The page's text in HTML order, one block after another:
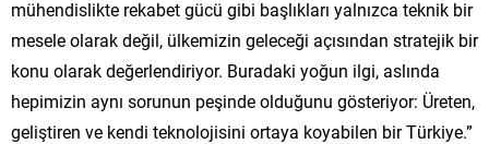
mühendislikte rekabet gücü gibi başlıkları yalnızca teknik bir
mesele olarak değil, ülkemizin geleceği açısından stratejik bir
konu olarak değerlendiriyor. Buradaki yoğun ilgi, aslında
hepimizin aynı sorunun peşinde olduğunu gösteriyor: Üreten,
geliştiren ve kendi teknolojisini ortaya koyabilen bir Türkiye.”